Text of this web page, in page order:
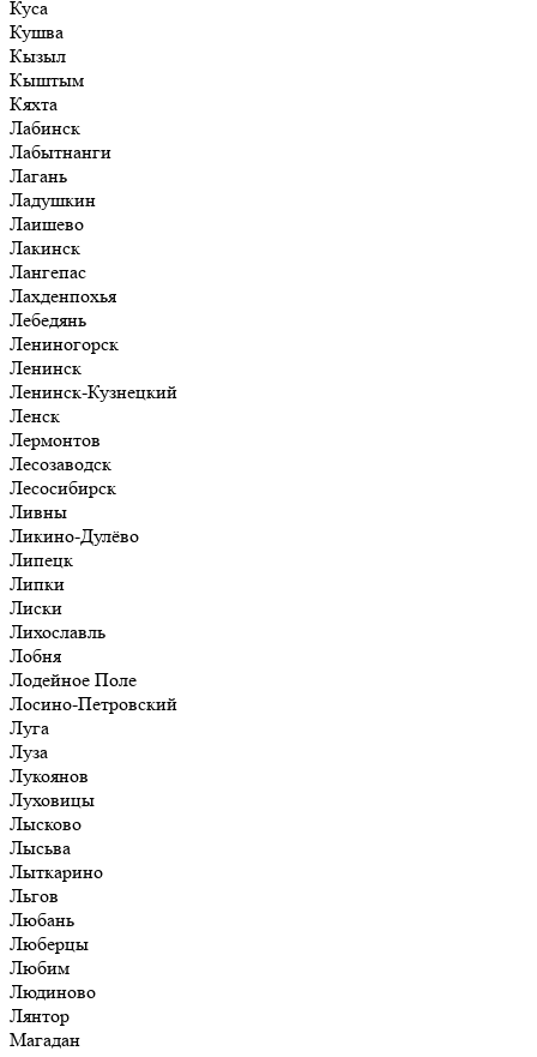
Куса
Кушва
Кызыл
Кыштым
Кяхта
Лабинск
Лабытнанги
Лагань
Ладушкин
Лаишево
Лакинск
Лангепас
Лахденпохья
Лебедянь
Лениногорск
Ленинск
Ленинск-Кузнецкий
Ленск
Лермонтов
Лесозаводск
Лесосибирск
Ливны
Ликино-Дулёво
Липецк
Липки
Лиски
Лихославль
Лобня
Лодейное Поле
Лосино-Петровский
Луга
Луза
Лукоянов
Луховицы
Лысково
Лысьва
Лыткарино
Льгов
Любань
Люберцы
Любим
Людиново
Лянтор
Магадан